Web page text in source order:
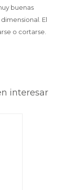
buenas
El
o cortarse.
interesar